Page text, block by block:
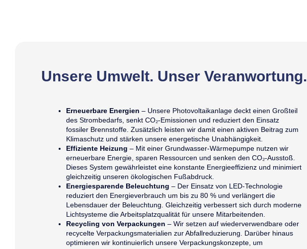
Unsere Umwelt. Unser Veranwortung.
Erneuerbare Energien – Unsere Photovoltaikanlage deckt einen Großteil
des Strombedarfs, senkt CO₂-Emissionen und reduziert den Einsatz
fossiler Brennstoffe. Zusätzlich leisten wir damit einen aktiven Beitrag zum
Klimaschutz und stärken unsere energetische Unabhängigkeit.
Effiziente Heizung – Mit einer Grundwasser-Wärmepumpe nutzen wir
erneuerbare Energie, sparen Ressourcen und senken den CO₂-Ausstoß.
Dieses System gewährleistet eine konstante Energieeffizienz und minimiert
gleichzeitig unseren ökologischen Fußabdruck.
Energiesparende Beleuchtung – Der Einsatz von LED-Technologie
reduziert den Energieverbrauch um bis zu 80 % und verlängert die
Lebensdauer der Beleuchtung. Gleichzeitig verbessert sich durch moderne
Lichtsysteme die Arbeitsplatzqualität für unsere Mitarbeitenden.
Recycling von Verpackungen – Wir setzen auf wiederverwendbare oder
recycelte Verpackungsmaterialien zur Abfallreduzierung. Darüber hinaus
optimieren wir kontinuierlich unsere Verpackungskonzepte, um